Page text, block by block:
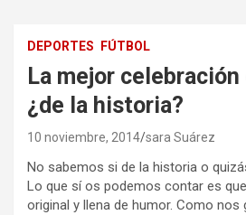
DEPORTES FÚTBOL
La mejor
¿de la historia?
10 noviembre, 2014 sara Suárez
No sabemos si de la historia o
Lo que sí os podemos contar es
original y llena de humor. Como nos